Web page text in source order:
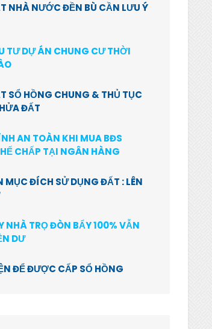
NHÀ NƯỚC ĐỀN BÙ CẦN LƯU Ý
TƯ DỰ ÁN CHUNG CƯ THỜI
SỔ HỒNG CHUNG & THỦ TỤC
ĐẤT
AN TOÀN KHI MUA BĐS
CHẤP TẠI NGÂN HÀNG
MỤC ĐÍCH SỬ DỤNG ĐẤT : LÊN
NHÀ TRỌ ĐÒN BẨY 100% VẪN
DƯ
ĐỂ ĐƯỢC CẤP SỔ HỒNG